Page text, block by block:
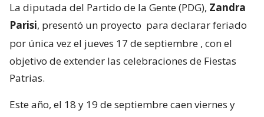
La diputada del Partido de la Gente (PDG), Zandra
Parisi, presentó un proyecto para declarar feriado
por única vez el jueves 17 de septiembre , con el
objetivo de extender las celebraciones de Fiestas
Patrias.
Este año, el 18 y 19 de septiembre caen viernes y